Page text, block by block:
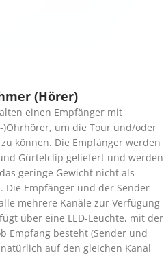
(Hörer)
einen Empfänger mit
)Ohrhörer, um die Tour und/oder
können. Die Empfänger werden
Gürtelclip geliefert und werden
geringe Gewicht nicht als
Die Empfänger und der Sender
mehrere Kanäle zur Verfügung
über eine LED-Leuchte, mit der
Empfang besteht (Sender und
auf den gleichen Kanal